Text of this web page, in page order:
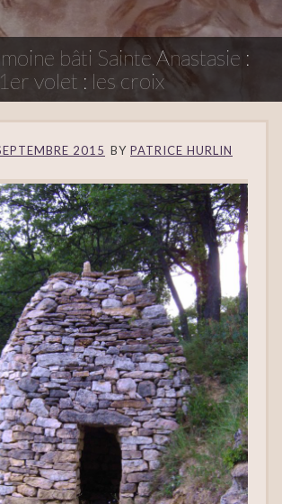
bâti Sainte Anastasie :
1er volet : les croix
2015 BY PATRICE HURLIN